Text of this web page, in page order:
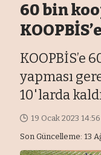
60 bin
yapması
10'larda
Son Güncelleme: 13
19 Ocak 2023 14:56